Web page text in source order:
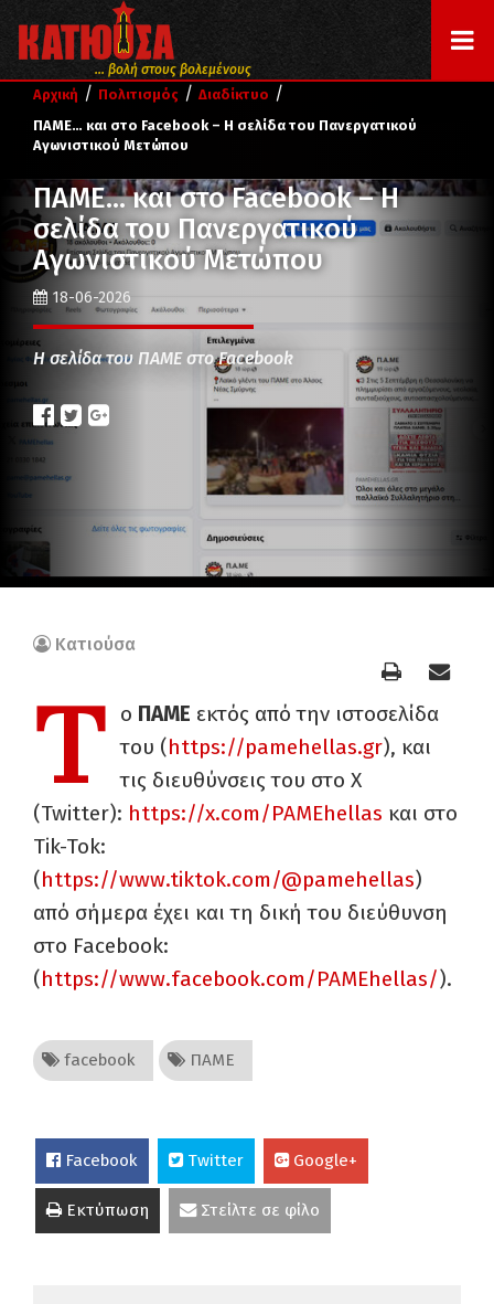
... βολή στους βολεμένους
Αρχική / Πολιτισμός / Διαδίκτυο /
ΠΑΜΕ… και στο Facebook – Η σελίδα του Πανεργατικού
Αγωνιστικού Μετώπου
ΠΑΜΕ… και στο Facebook – Η
σελίδα του Πανεργατικού
Αγωνιστικού Μετώπου
18-06-2026
Η σελίδα του ΠΑΜΕ στο Facebook
Κατιούσα
Τ ο ΠΑΜΕ εκτός από την ιστοσελίδα
του (https://pamehellas.gr), και
τις διευθύνσεις του στο X
(Twitter): https://x.com/PAMEhellas και στο
Tik-Tok:
(https://www.tiktok.com/@pamehellas)
από σήμερα έχει και τη δική του διεύθυνση
στο Facebook:
(https://www.facebook.com/PAMEhellas/).
facebook ΠΑΜΕ
Facebook Twitter Google+
Εκτύπωση Στείλτε σε φίλο